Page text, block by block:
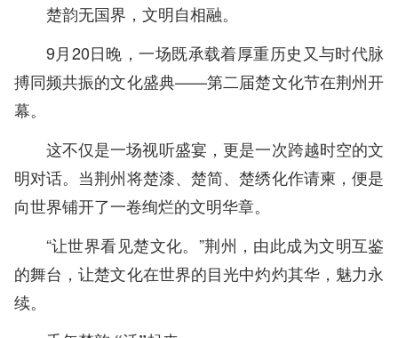
楚韵无国界，文明自相融。
9月20日晚，一场既承载着厚重历史又与时代脉
搏同频共振的文化盛典——第二届楚文化节在荆州开
幕。
这不仅是一场视听盛宴，更是一次跨越时空的文
明对话。当荆州将楚漆、楚简、楚绣化作请柬，便是
向世界铺开了一卷绚烂的文明华章。
“让世界看见楚文化。”荆州，由此成为文明互鉴
的舞台，让楚文化在世界的目光中灼灼其华，魅力永
续。